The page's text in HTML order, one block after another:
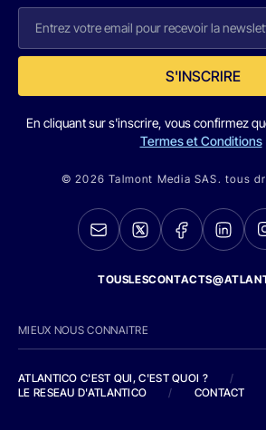
S'INSCRIRE
En cliquant sur s'inscrire, vous confirmez
Termes et Conditions
© 2026 Talmont Media SAS. tous
MIEUX NOUS CONNAITRE
ATLANTICO C'EST QUI, C'EST QUOI ?
/
LE RESEAU D'ATLANTICO
/ CONTACT